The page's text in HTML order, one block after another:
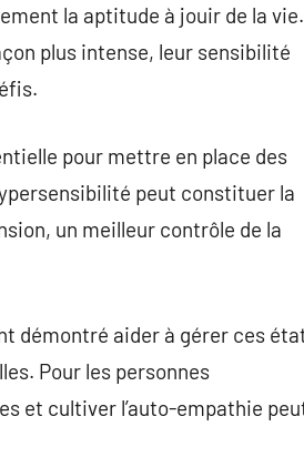
la aptitude à jouir de la
plus intense, leur sensibilité
pour mettre en place des
peut constituer la
un meilleur contrôle de la
démontré aider à gérer ces
Pour les personnes
et cultiver l’auto-empathie